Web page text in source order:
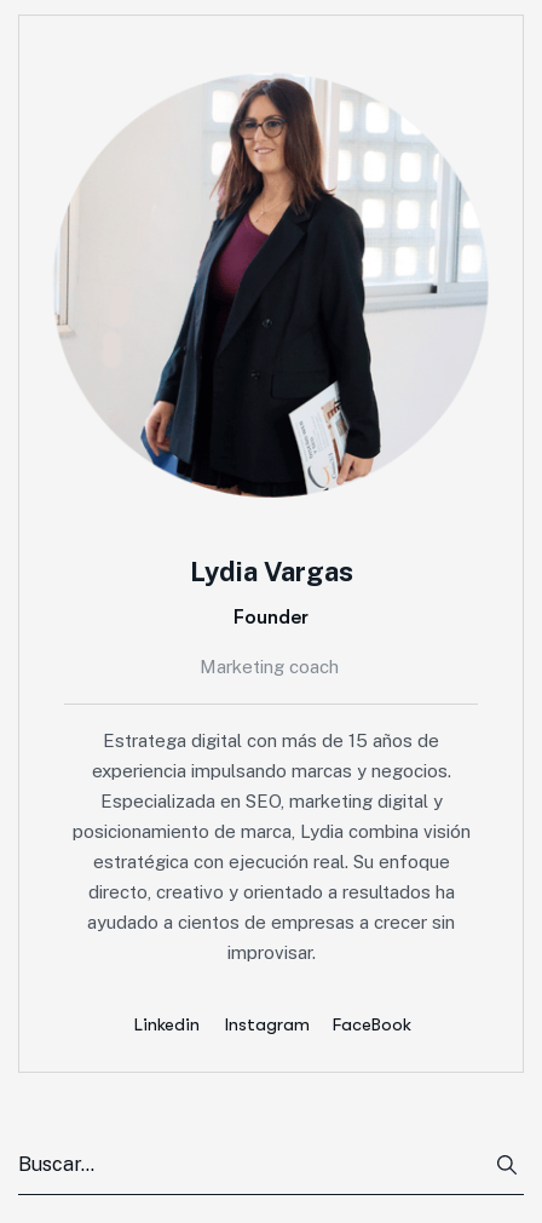
Lydia Vargas
Founder
Marketing coach
Estratega digital con más de 15 años de
experiencia impulsando marcas y negocios.
Especializada en SEO, marketing digital y
posicionamiento de marca, Lydia combina visión
estratégica con ejecución real. Su enfoque
directo, creativo y orientado a resultados ha
ayudado a cientos de empresas a crecer sin
improvisar.
Linkedin Instagram FaceBook